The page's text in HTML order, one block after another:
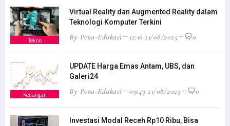
Tekno
Virtual Reality dan Augmented Reality dalam
Teknologi Komputer Terkini
By Pena-Edukasi 12:16 21/08/2025 0
Keuangan
UPDATE Harga Emas Antam, UBS, dan
Galeri24
By Pena-Edukasi 09:49 21/08/2025 0
Investasi Modal Receh Rp10 Ribu, Bisa